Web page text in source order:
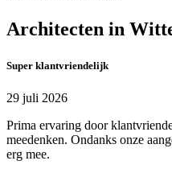
Architecten in
Super klantvriendelijk
29 juli 2026
Prima ervaring door
meedenken. Ondanks onze
erg mee.